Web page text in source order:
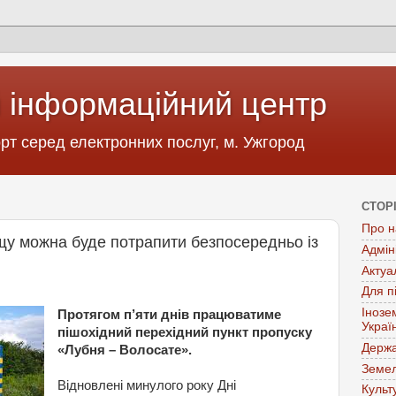
центр
електронних послуг, м. Ужгород
можна буде потрапити безпосередньо із
Протягом п’яти днів працюватиме
пішохідний перехідний пункт пропуску
«Лубня – Волосате».
Відновлені минулого року Дні
Про
Для